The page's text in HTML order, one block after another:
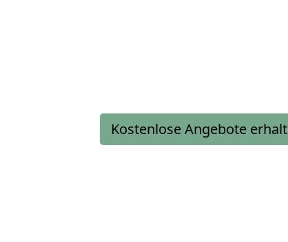
Kostenlose Angebote